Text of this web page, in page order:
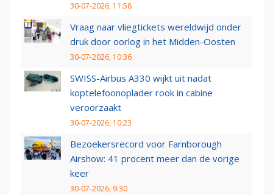
30-07-2026, 11:58
Vraag naar vliegtickets wereldwijd onder
druk door oorlog in het Midden-Oosten
30-07-2026, 10:36
SWISS-Airbus A330 wijkt uit nadat
koptelefoonoplader rook in cabine
veroorzaakt
30-07-2026, 10:23
Bezoekersrecord voor Farnborough
Airshow: 41 procent meer dan de vorige
keer
30-07-2026, 9:30